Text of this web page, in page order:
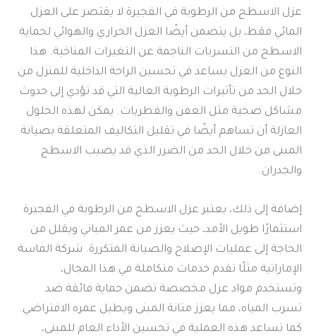
عزل الاسطح من الرطوبة في الفجيرة لا يقتصر على العزل
المائي فقط، بل يتضمن أيضًا العزل الحراري والهوائي لحماية
الاسطح من التسربات الناجمة عن التغيرات المناخية. هذا
النوع من العزل يساعد في تحسين الراحة الداخلية للمنزل من
خلال الحد من تأثيرات الرطوبة العالية التي قد تؤدي إلى حدوث
مشاكل صحية مثل العفن والفطريات. يمكن لهذه الحلول
العازلة أن تساهم أيضًا في تقليل التكاليف المتعلقة بصيانة
المبنى من خلال الحد من الضرر الذي قد يصيب الاسطح
والجدران.
إضافة إلى ذلك، يعتبر عزل الاسطح من الرطوبة في الفجيرة
استثمارًا طويل الأمد، حيث يعزز من عمر المباني ويقلل من
الحاجة إلى عمليات الإصلاح والصيانة المتكررة. شركة الماسة
الإماراتية مثلًا تقدم خدمات متكاملة في هذا المجال،
وتستخدم مواد عزل مخصصة تضمن حماية فائقة ضد
تسرب المياه، مما يعزز متانة المبنى ويطيل عمره الافتراضي.
كما تساعد هذه العملية في تحسين الأداء العام للمبنى،